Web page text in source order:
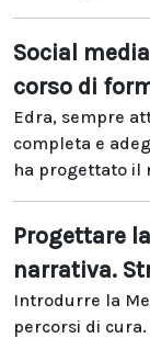
Social
corso di
Edra, sempre
completa e
ha progettato il
Progettare
narrativa.
Introdurre la
percorsi di